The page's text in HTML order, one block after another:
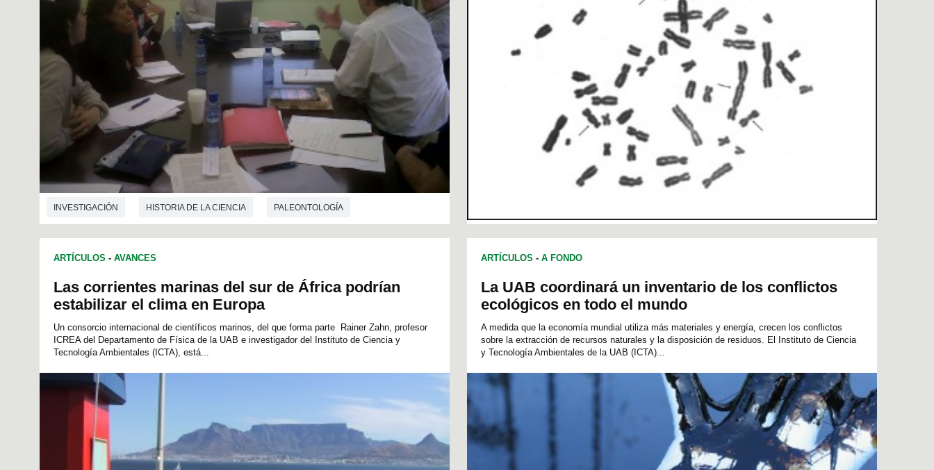
INVESTIGACIÓN HISTORIA DE LA CIENCIA PALEONTOLOGÍA
ARTÍCULOS - AVANCES
Las corrientes marinas del sur de África podrían
estabilizar el clima en Europa
Un consorcio internacional de científicos marinos, del que forma parte Rainer Zahn, profesor
ICREA del Departamento de Física de la UAB e investigador del Instituto de Ciencia y
Tecnología Ambientales (ICTA), está...
ARTÍCULOS - A FONDO
La UAB coordinará un inventario de los conflictos
ecológicos en todo el mundo
A medida que la economía mundial utiliza más materiales y energía, crecen los conflictos
sobre la extracción de recursos naturales y la disposición de residuos. El Instituto de Ciencia
y Tecnología Ambientales de la UAB (ICTA)...